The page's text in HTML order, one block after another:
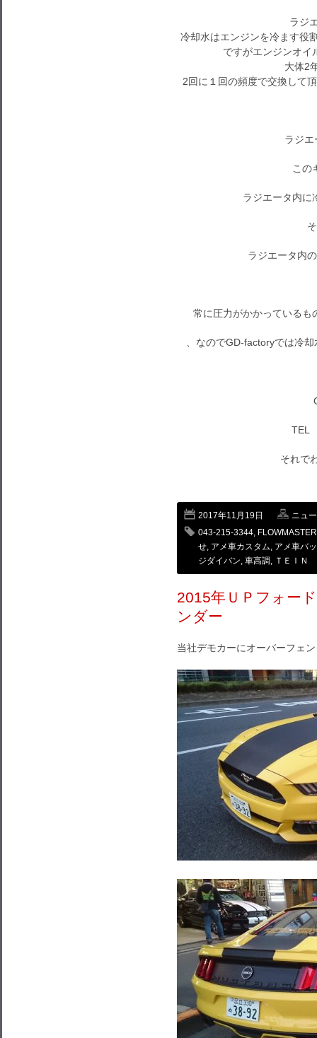
ラジ
冷却水はエンジンを冷ます役
ですがエンジンオイ
大体2
2回に１回の頻度で交換して
ラジ
この
ラジエータ内に
ラジエータ内
常に圧力がかかっているも
、なのでGD-factoryでは冷
TEL
それで
2017年11月19日
ニュ
043-215-3344, FLOWMASTER
せ, アメ車カスタム, アメ車バ
ジダイバン, 車高調 , ＴＥＩＮ
2015年ＵＰフォー
ンダー
当社デモカーにオーバーフェ